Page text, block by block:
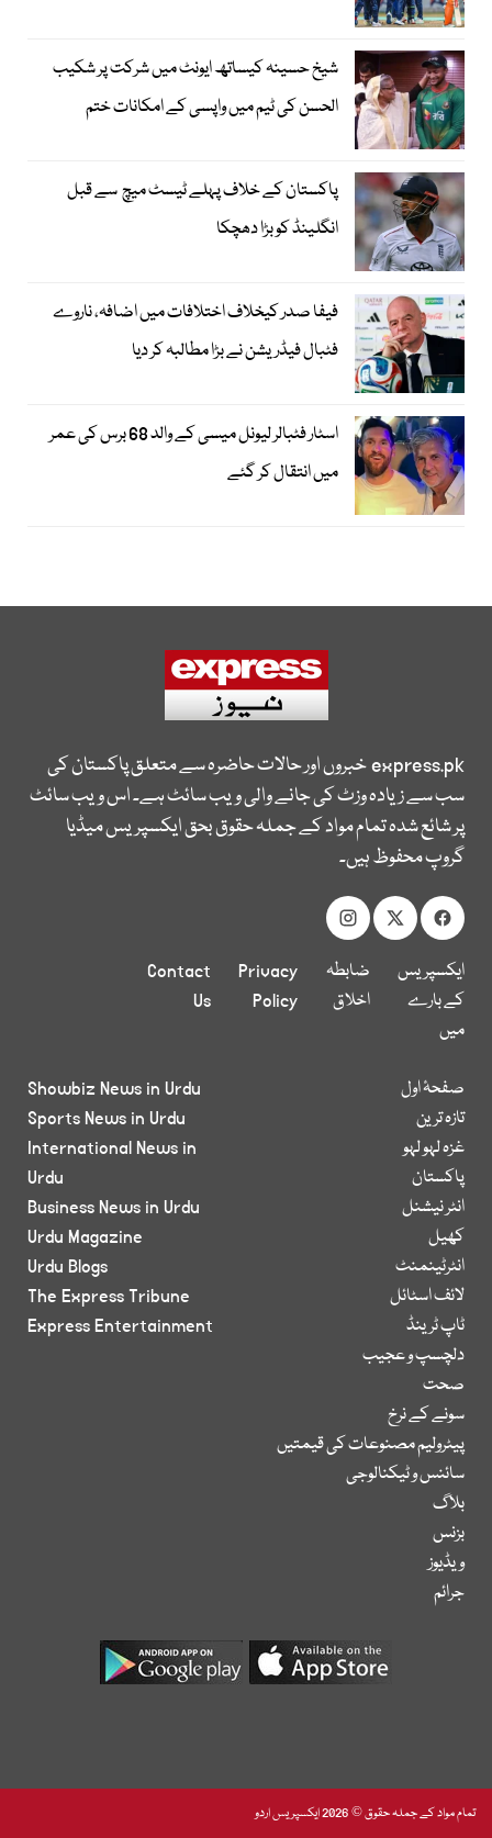
شیخ حسینہ کیساتھ ایونٹ میں شرکت پر شکیب
الحسن کی ٹیم میں واپسی کے امکانات ختم
پاکستان کے خلاف پہلے ٹیسٹ میچ سے قبل
انگلینڈ کو بڑا دھچکا
فیفا صدر کیخلاف اختلافات میں اضافہ، ناروے
فٹبال فیڈریشن نے بڑا مطالبہ کر دیا
اسٹار فٹبالر لیونل میسی کے والد 68 برس کی عمر
میں انتقال کر گئے
express.pkخبروں اور حالات حاضرہ سے متعلق پاکستان کی
سب سے زیادہ وزٹ کی جانے والی ویب سائٹ ہے۔ اس ویب سائٹ
پر شائع شدہ تمام مواد کے جملہ حقوق بحق ایکسپریس میڈیا
گروپ محفوظ ہیں۔
ایکسپریس
کے بارے
میں
ضابطہ
اخلاق
Privacy
Policy
Contact
Us
صفحۂ اول
تازہ ترین
غزہ لہو لہو
پاکستان
انٹر نیشنل
کھیل
انٹرٹینمنٹ
لائف اسٹائل
ٹاپ ٹرینڈ
دلچسپ و عجیب
صحت
سونے کے نرخ
پیٹرولیم مصنوعات کی قیمتیں
سائنس و ٹیکنالوجی
بلاگ
بزنس
ویڈیوز
جرائم
Showbiz News in Urdu
Sports News in Urdu
International News in
Urdu
Business News in Urdu
Urdu Magazine
Urdu Blogs
The Express Tribune
Express Entertainment
تمام مواد کے جملہ حقوق © 2026 ایکسپریس اردو